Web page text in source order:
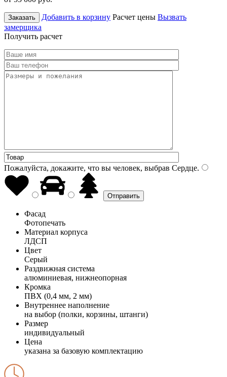
Заказать Добавить в корзину Расчет цены Вызвать
замерщика
Получить расчет
Пожалуйста, докажите, что вы человек, выбрав Сердце.
Фасад
Фотопечать
Материал корпуса
ЛДСП
Цвет
Серый
Раздвижная система
алюминиевая, нижнеопорная
Кромка
ПВХ (0,4 мм, 2 мм)
Внутреннее наполнение
на выбор (полки, корзины, штанги)
Размер
индивидуальный
Цена
указана за базовую комплектацию